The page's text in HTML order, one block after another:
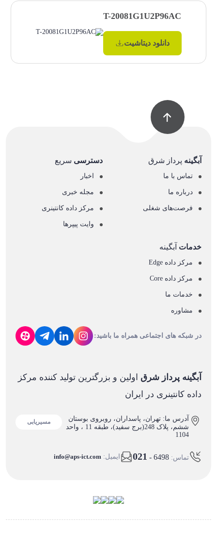
T-20081G1U2P96AC
دانلود دیتاشیت
آبگینه پرداز شرق
تماس با ما
درباره ما
فرصت‌های شغلی
دسترسی سریع
اخبار
مجله خبری
مرکز داده کانتینری
وایت پیپرها
خدمات آبگینه
مرکز داده Edge
مرکز داده Core
خدمات ما
مشاوره
در شبکه های اجتماعی همراه ما باشید:
آبگینه پرداز شرق اولین و بزرگترین تولید کننده مرکز
داده کانتینری در ایران
آدرس ما: تهران، پاسداران، روبروی بوستان
ششم، پلاک 248(برج سفید)، طبقه 11 ، واحد
1104
مسیریابی
تماس: 021 - 6498 ایمیل: info@aps-ict.com